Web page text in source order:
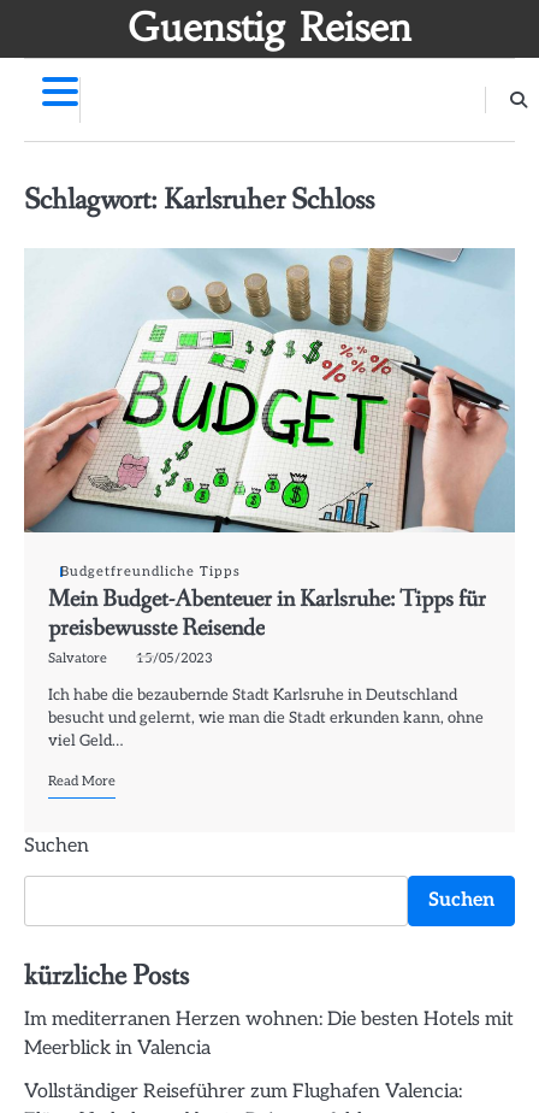
Guenstig Reisen
Schlagwort: Karlsruher Schloss
Budgetfreundliche Tipps
Mein Budget-Abenteuer in Karlsruhe: Tipps für
preisbewusste Reisende
Salvatore 15/05/2023
Ich habe die bezaubernde Stadt Karlsruhe in Deutschland
besucht und gelernt, wie man die Stadt erkunden kann, ohne
viel Geld…
Read More
Suchen
Suchen
kürzliche Posts
Im mediterranen Herzen wohnen: Die besten Hotels mit
Meerblick in Valencia
Vollständiger Reiseführer zum Flughafen Valencia: